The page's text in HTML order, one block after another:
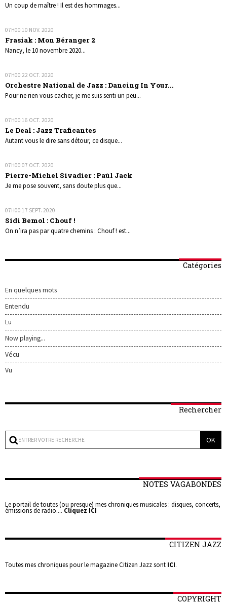
Un coup de maître ! Il est des hommages...
07H00 10 NOV. 2020
Frasiak : Mon Béranger 2
Nancy, le 10 novembre 2020...
07H00 22 OCT. 2020
Orchestre National de Jazz : Dancing In Your...
Pour ne rien vous cacher, je me suis senti un peu...
07H00 16 OCT. 2020
Le Deal : Jazz Traficantes
Autant vous le dire sans détour, ce disque...
07H00 07 OCT. 2020
Pierre-Michel Sivadier : Paùl Jack
Je me pose souvent, sans doute plus que...
07H00 17 SEPT. 2020
Sidi Bemol : Chouf !
On n’ira pas par quatre chemins : Chouf ! est...
Catégories
En quelques mots
Entendu
Lu
Now playing...
Vécu
Vu
Rechercher
NOTES VAGABONDES
Le portail de toutes (ou presque) mes chroniques musicales : disques, concerts,
émissions de radio.... Cliquez ICI
CITIZEN JAZZ
Toutes mes chroniques pour le magazine Citizen Jazz sont ICI.
COPYRIGHT